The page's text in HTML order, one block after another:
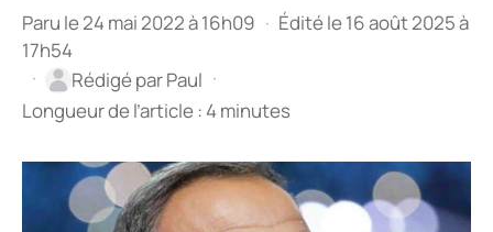
Paru le 24 mai 2022 à 16h09 · Édité le 16 août 2025 à
17h54
·
Rédigé parPaul ·
Longueur de l’article : 4 minutes